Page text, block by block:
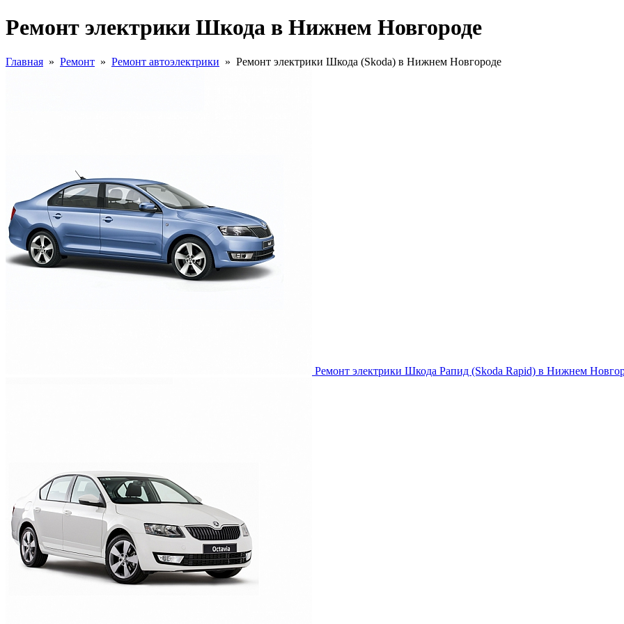
Ремонт электрики Шкода в Нижнем Новгороде
Главная » Ремонт » Ремонт автоэлектрики » Ремонт электрики Шкода (Skoda) в Нижнем Новгороде
Ремонт электрики Шкода Рапид (Skoda Rapid) в Нижнем